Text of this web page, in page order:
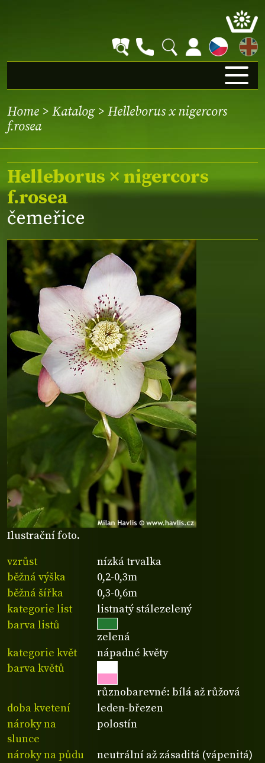
EN
Home > Katalog> Helleborus x nigercors
f.rosea
Ilustrační foto.
Helleborus × nigercors
f.rosea
čemeřice
vzrůst
nízká trvalka
běžná výška
0,2-0,3m
běžná šířka
0,3-0,6m
kategorie list
listnatý stálezelený
barva listů
zelená
kategorie květ
nápadné květy
barva květů
různobarevné: bílá až růžová
doba kvetení
leden-březen
nároky na
slunce
polostín
nároky na půdu
neutrální až zásaditá (vápenitá)